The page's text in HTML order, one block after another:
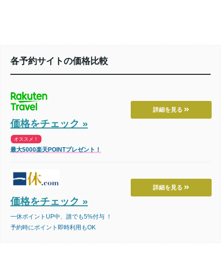
各予約サイトの価格比較
詳細を見る
価格をチェック »
オススメ！
最大5000楽天POINTプレゼント！
詳細を見る
価格をチェック »
一休ポイントUP中、誰でも5%付与 ！
予約時にポイント即時利用もOK